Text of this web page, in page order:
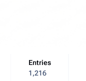
Entries
1,216